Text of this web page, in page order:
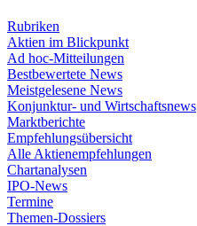
Rubriken
Aktien im Blickpunkt
Ad hoc-Mitteilungen
Bestbewertete News
Meistgelesene News
Konjunktur- und Wirtschaftsnews
Marktberichte
Empfehlungsübersicht
Alle Aktienempfehlungen
Chartanalysen
IPO-News
Termine
Themen-Dossiers